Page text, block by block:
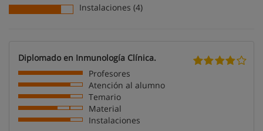
Instalaciones (4)
Diplomado en Inmunología Clínica.
Profesores
Atención al alumno
Temario
Material
Instalaciones